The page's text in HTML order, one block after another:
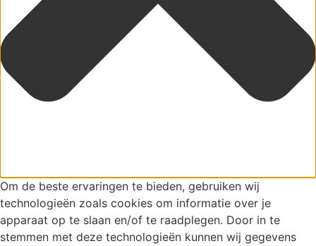
Om de beste ervaringen te bieden, gebruiken wij
technologieën zoals cookies om informatie over je
apparaat op te slaan en/of te raadplegen. Door in te
stemmen met deze technologieën kunnen wij gegevens